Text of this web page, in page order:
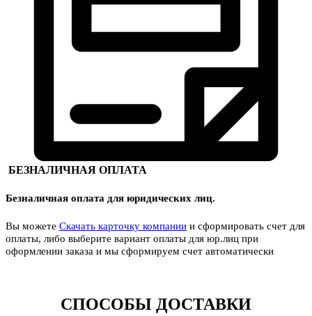
БЕЗНАЛИЧНАЯ ОПЛАТА
Безналичная оплата для юридических лиц.
Вы можете Скачать карточку компании и сформировать счет для
оплаты, либо выберите вариант оплаты для юр.лиц при
оформлении заказа и мы сформируем счет автоматически
СПОСОБЫ ДОСТАВКИ